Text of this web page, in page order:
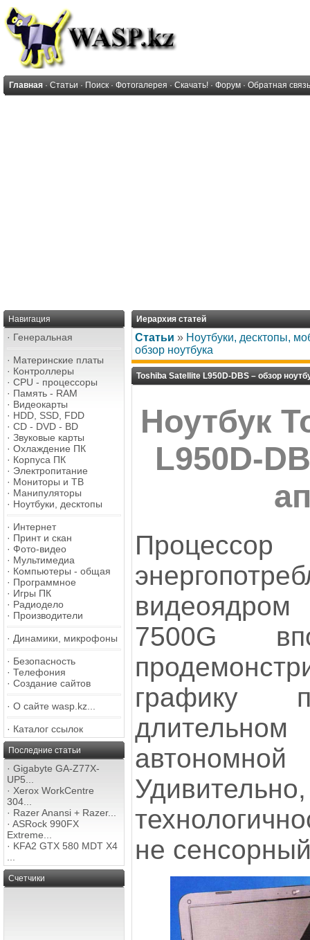
Главная · Статьи · Поиск · Фотогалерея · Скачать! · Форум · Обратная связь
Навигация
· Генеральная
· Материнские платы
· Контроллеры
· CPU - процессоры
· Память - RAM
· Видеокарты
· HDD, SSD, FDD
· CD - DVD - BD
· Звуковые карты
· Охлаждение ПК
· Корпуса ПК
· Электропитание
· Мониторы и ТВ
· Манипуляторы
· Ноутбуки, десктопы
· Интернет
· Принт и скан
· Фото-видео
· Мультимедиа
· Компьютеры - общая
· Программное
· Игры ПК
· Радиодело
· Производители
· Динамики, микрофоны
· Безопасность
· Телефония
· Создание сайтов
· О сайте wasp.kz...
· Каталог ссылок
Последние статьи
· Gigabyte GA-Z77X-
UP5...
· Xerox WorkCentre
304...
· Razer Anansi + Razer...
· ASRock 990FX
Extreme...
· KFA2 GTX 580 MDT X4
Счетчики
Иерархия статей
Статьи » Ноутбуки, десктопы,
обзор ноутбука
Toshiba Satellite L950D-DBS – обзор
Ноутбук
L950D-
7500G
графику
не